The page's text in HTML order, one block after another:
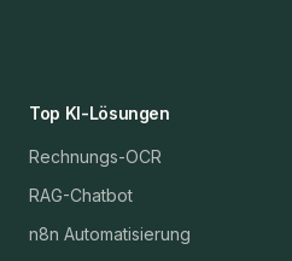
Top KI-Lösungen
Rechnungs-OCR
RAG-Chatbot
n8n Automatisierung